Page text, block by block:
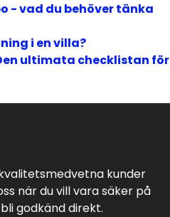
- vad du behöver tänka
i en villa?
ultimata checklistan för
kunder
när du vill vara säker på
godkänd direkt.